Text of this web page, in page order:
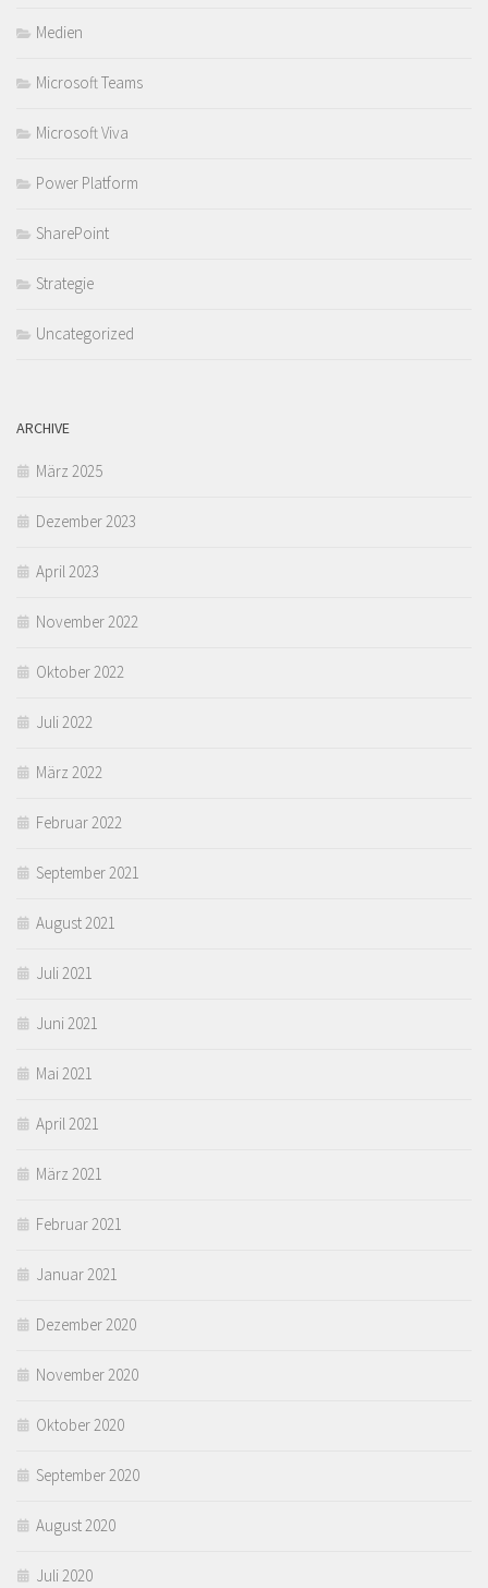
Medien
Microsoft Teams
Microsoft Viva
Power Platform
SharePoint
Strategie
Uncategorized
ARCHIVE
März 2025
Dezember 2023
April 2023
November 2022
Oktober 2022
Juli 2022
März 2022
Februar 2022
September 2021
August 2021
Juli 2021
Juni 2021
Mai 2021
April 2021
März 2021
Februar 2021
Januar 2021
Dezember 2020
November 2020
Oktober 2020
September 2020
August 2020
Juli 2020